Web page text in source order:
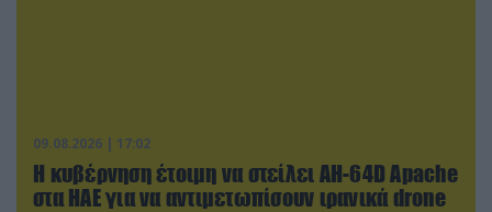
09.08.2026 | 17:02
Η κυβέρνηση έτοιμη να στείλει AH-64D Apache
στα ΗΑΕ για να αντιμετωπίσουν ιρανικά drone